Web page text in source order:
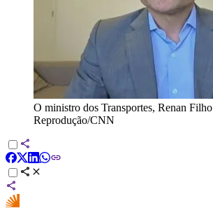
O ministro dos Transportes, Renan Filho
Reprodução/CNN